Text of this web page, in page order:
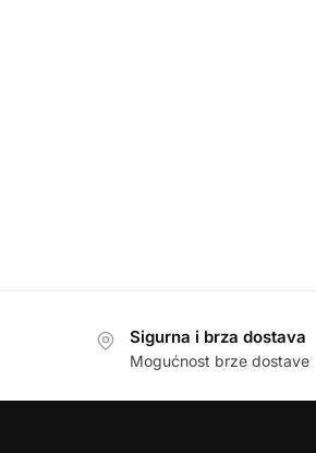
Sigurna i brza dostava
Mogućnost brze dostave